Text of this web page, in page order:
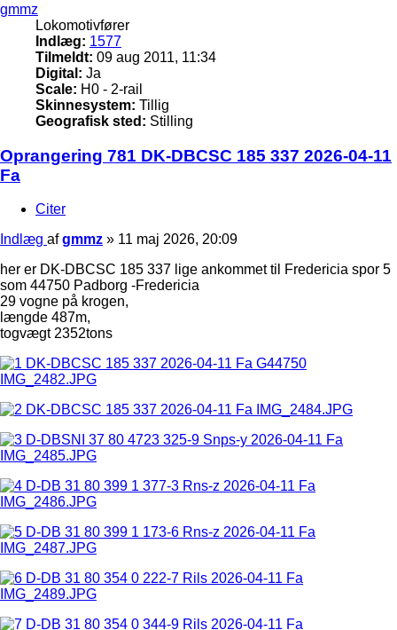
gmmz
Lokomotivfører
Indlæg: 1577
Tilmeldt: 09 aug 2011, 11:34
Digital: Ja
Scale: H0 - 2-rail
Skinnesystem: Tillig
Geografisk sted: Stilling
Oprangering 781 DK-DBCSC 185 337 2026-04-11
Fa
Citer
Indlæg afgmmz » 11 maj 2026, 20:09
her er DK-DBCSC 185 337 lige ankommet til Fredericia spor 5
som 44750 Padborg -Fredericia
29 vogne på krogen,
længde 487m,
togvægt 2352tons